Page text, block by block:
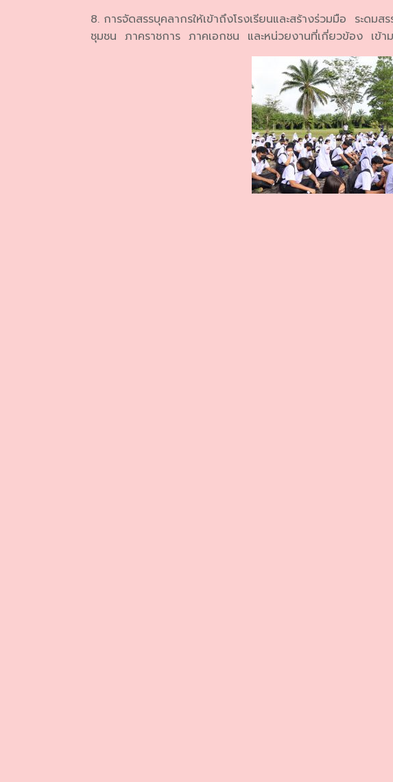
8. การจัดสรรบุคลากรให้เข้าถึงโรงเรียนและสร้างร่วมมือ ระด
ชุมชน ภาคราชการ ภาคเอกชน และหน่วยงานที่เกี่ยวข้อง เข้า